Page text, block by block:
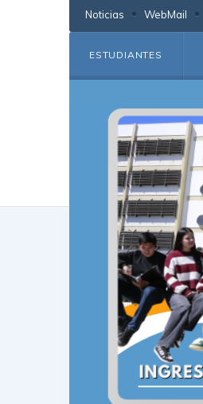
Noticias WebMail
ESTUDIANTES